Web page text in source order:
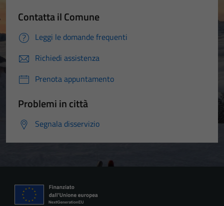
Contatta il Comune
Leggi le domande frequenti
Richiedi assistenza
Prenota appuntamento
Problemi in città
Segnala disservizio